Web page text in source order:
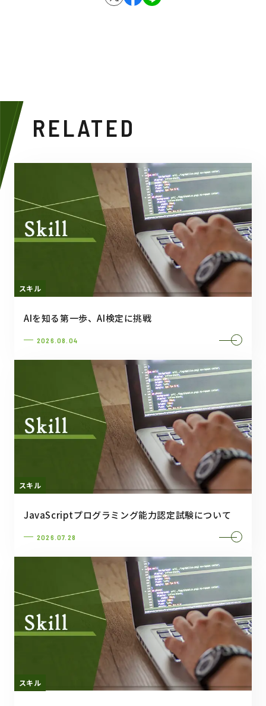
RELATED
スキル
AIを知る第一歩、AI検定に挑戦
2026.08.04
スキル
JavaScriptプログラミング能力認定試験について
2026.07.28
スキル